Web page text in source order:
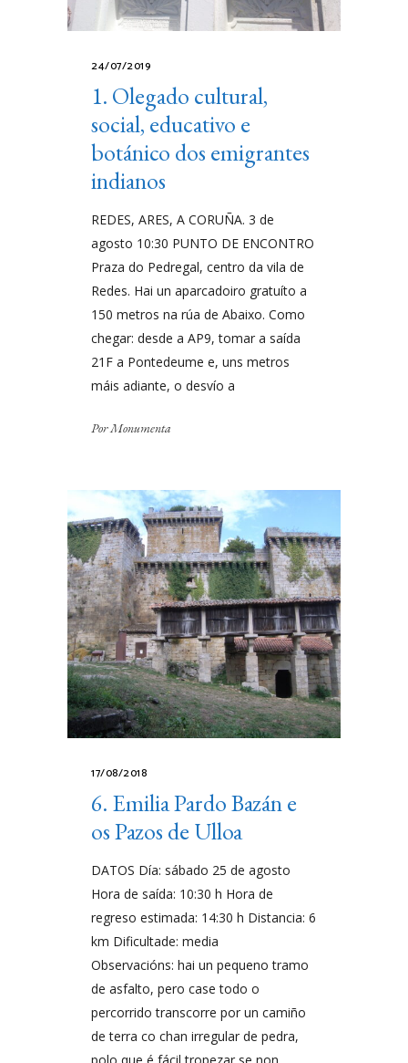
24/07/2019
1. Olegado cultural,
social, educativo e
botánico dos emigrantes
indianos
REDES, ARES, A CORUÑA. 3 de
agosto 10:30 PUNTO DE ENCONTRO
Praza do Pedregal, centro da vila de
Redes. Hai un aparcadoiro gratuíto a
150 metros na rúa de Abaixo. Como
chegar: desde a AP9, tomar a saída
21F a Pontedeume e, uns metros
máis adiante, o desvío a
PorMonumenta
17/08/2018
6. Emilia Pardo Bazán e
os Pazos de Ulloa
DATOS Día: sábado 25 de agosto
Hora de saída: 10:30 h Hora de
regreso estimada: 14:30 h Distancia: 6
km Dificultade: media
Observacións: hai un pequeno tramo
de asfalto, pero case todo o
percorrido transcorre por un camiño
de terra co chan irregular de pedra,
polo que é fácil tropezar se non